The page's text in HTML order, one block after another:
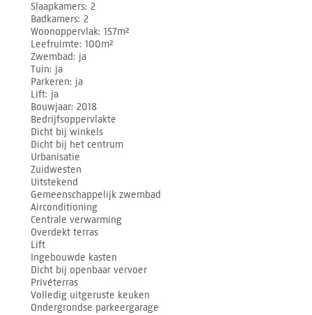
Slaapkamers 2
Badkamers 2
Woonoppervlak 157m²
Leefruimte 100m²
Zwembad ja
Tuin ja
Parkeren ja
Lift ja
Bouwjaar 2018
Bedrijfsoppervlakte
Dicht bij winkels
Dicht bij het centrum
Urbanisatie
Zuidwesten
Uitstekend
Gemeenschappelijk zwembad
Airconditioning
Centrale verwarming
Overdekt terras
Lift
Ingebouwde kasten
Dicht bij openbaar vervoer
Privéterras
Volledig uitgeruste keuken
Ondergrondse parkeergarage